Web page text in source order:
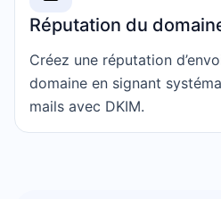
Réputation du
Créez une réputation
domaine en signant
mails avec DKIM.